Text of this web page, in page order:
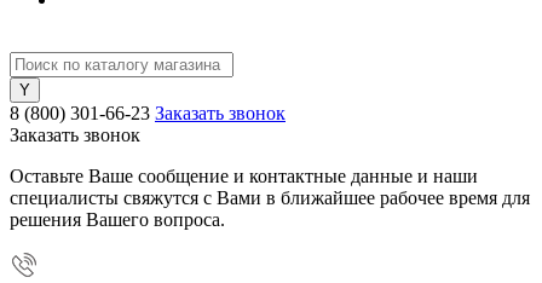
8 (800) 301-66-23 Заказать звонок
Заказать звонок
Оставьте Ваше сообщение и контактные данные и наши
специалисты свяжутся с Вами в ближайшее рабочее время для
решения Вашего вопроса.